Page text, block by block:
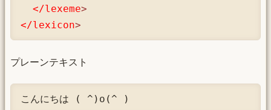
</lexeme>
</lexicon>
プレーンテキスト
こんにちは ( ^)o(^ )